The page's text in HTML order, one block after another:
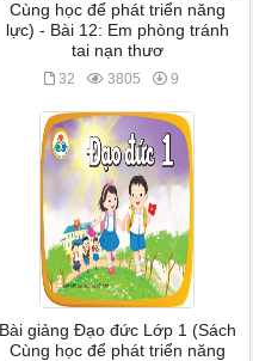
Cùng học để phát triển năng
lực) - Bài 12: Em phòng tránh
tai nạn thươ
32 3805 9
Bài giảng Đạo đức Lớp 1 (Sách
Cùng học để phát triển năng